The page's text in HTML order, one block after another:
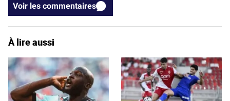
Voir les commentaires
À lire aussi